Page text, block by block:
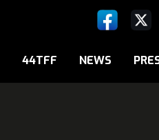
44TFF NEWS